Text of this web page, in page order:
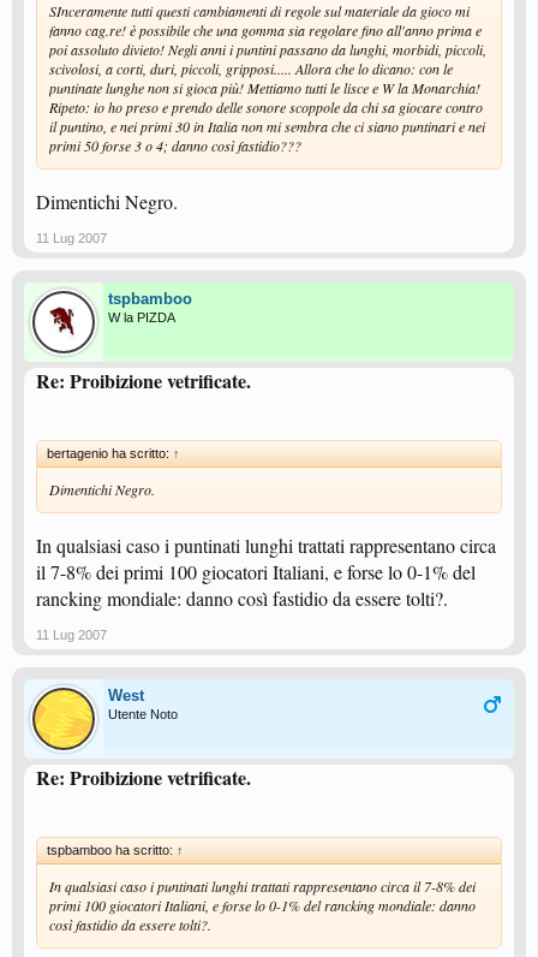
SInceramente tutti questi cambiamenti di regole sul materiale da gioco mi
fanno cag.re! è possibile che una gomma sia regolare fino all'anno prima e
poi assoluto divieto! Negli anni i puntini passano da lunghi, morbidi, piccoli,
scivolosi, a corti, duri, piccoli, gripposi..... Allora che lo dicano: con le
puntinate lunghe non si gioca più! Mettiamo tutti le lisce e W la Monarchia!
Ripeto: io ho preso e prendo delle sonore scoppole da chi sa giocare contro
il puntino, e nei primi 30 in Italia non mi sembra che ci siano puntinari e nei
primi 50 forse 3 o 4; danno così fastidio???
Dimentichi Negro.
11 Lug 2007
tspbamboo
W la PIZDA
Re: Proibizione vetrificate.
bertagenio ha scritto: ↑
Dimentichi Negro.
In qualsiasi caso i puntinati lunghi trattati rappresentano circa
il 7-8% dei primi 100 giocatori Italiani, e forse lo 0-1% del
rancking mondiale: danno così fastidio da essere tolti?.
11 Lug 2007
West
Utente Noto
Re: Proibizione vetrificate.
tspbamboo ha scritto: ↑
In qualsiasi caso i puntinati lunghi trattati rappresentano circa il 7-8% dei
primi 100 giocatori Italiani, e forse lo 0-1% del rancking mondiale: danno
così fastidio da essere tolti?.